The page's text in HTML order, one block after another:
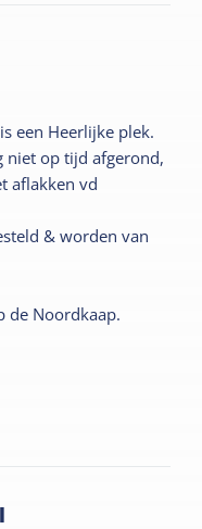
een Heerlijke plek.
niet op tijd afgerond,
aflakken vd
& worden van
de Noordkaap.